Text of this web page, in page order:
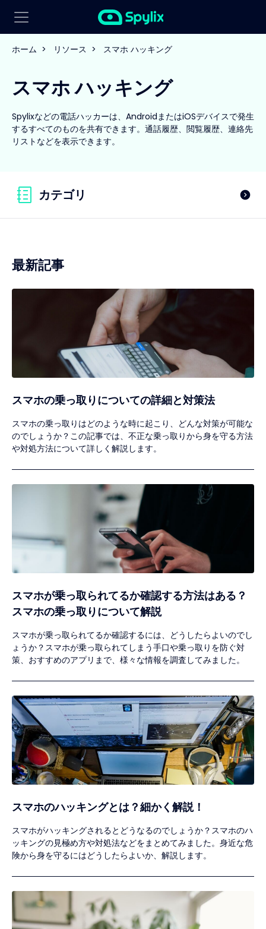
ホーム > リソース > スマホ ハッキング
スマホ ハッキング
Spylixなどの電話ハッカーは、AndroidまたはiOSデバイスで発生
するすべてのものを共有できます。通話履歴、閲覧履歴、連絡先
リストなどを表示できます。
カテゴリ
最新記事
スマホの乗っ取りについての詳細と対策法
スマホの乗っ取りはどのような時に起こり、どんな対策が可能な
のでしょうか？この記事では、不正な乗っ取りから身を守る方法
や対処方法について詳しく解説します。
スマホが乗っ取られてるか確認する方法はある？
スマホの乗っ取りについて解説
スマホが乗っ取られてるか確認するには、どうしたらよいのでし
ょうか？スマホが乗っ取られてしまう手口や乗っ取りを防ぐ対
策、おすすめのアプリまで、様々な情報を調査してみました。
スマホのハッキングとは？細かく解説！
スマホがハッキングされるとどうなるのでしょうか？スマホのハ
ッキングの見極め方や対処法などをまとめてみました。身近な危
険から身を守るにはどうしたらよいか、解説します。